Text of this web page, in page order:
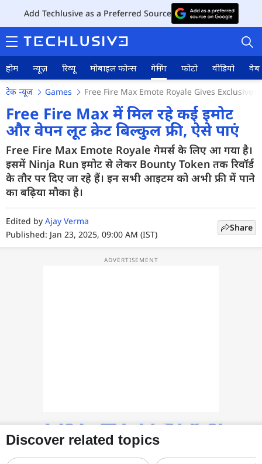
Add Techlusive as a Preferred Source
होम न्यूज़ रिव्यू मोबाइल फोन्स गेमिंग फोटो वीडियो वेब
होम
न्यूज़
रिव्यू
मोबाइल फोन्स
गेमिंग
टेक न्यूज़ Games Free Fire Max Emote Royale Gives
Free Fire Max में मिल रहे कई इमोट
और वेपन लूट क्रेट बिल्कुल फ्री, ऐसे पाएं
Free Fire Max Emote Royale गेमर्स के लिए आ गया है।
इसमें Ninja Run इमोट से लेकर Bounty Token तक रिवॉर्ड
के तौर पर दिए जा रहे हैं। इन सभी आइटम को अभी फ्री में पाने
का बढ़िया मौका है।
Edited by Ajay Verma
Published: Jan 23, 2025, 09:00 AM (IST)
Share